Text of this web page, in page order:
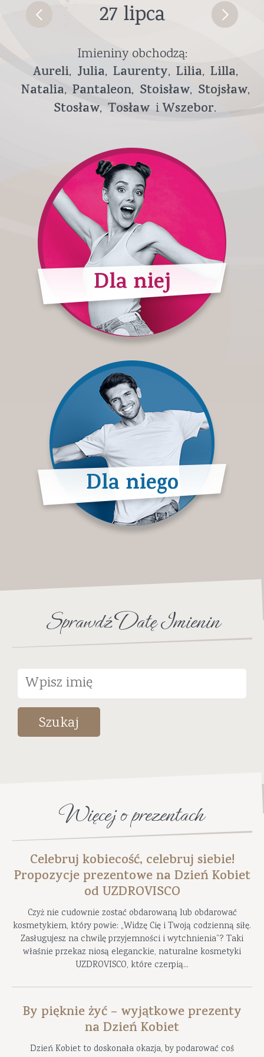
27 lipca
Imieniny obchodzą:
Aureli Julia Laurenty Lilia Lilla
Natalia Pantaleon Stoisław Stojsław
Stosław Tosław Wszebor
Dla niej
Dla niego
Sprawdź Datę Imienin
Szukaj
Więcej o prezentach
Celebruj kobiecość, celebruj siebie!
Propozycje prezentowe na Dzień Kobiet
od UZDROVISCO
Czyż nie cudownie zostać obdarowaną lub obdarować
kosmetykiem, który powie: „Widzę Cię i Twoją codzienną siłę.
Zasługujesz na chwilę przyjemności i wytchnienia”? Taki
właśnie przekaz niosą eleganckie, naturalne kosmetyki
UZDROVISCO, które czerpią...
By pięknie żyć – wyjątkowe prezenty
na Dzień Kobiet
Dzień Kobiet to doskonała okazja, by podarować coś